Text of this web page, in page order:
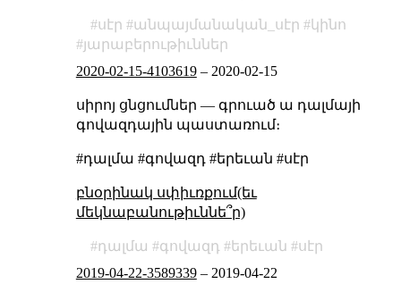
սէր անպայմանական_սէր
կինո
յարաբերութիւններ
2020-02-15-4103619– 2020-02-15
սիրոյ ցնցումներ — գրուած ա դալմայի
գովազդային պաստառում։
#դալմա #գովազդ #երեւան #սէր
բնօրինակ սփիւռքում(եւ
մեկնաբանութիւննե՞ր)
դալմա գովազդ երեւան
սէր
2019-04-22-3589339– 2019-04-22